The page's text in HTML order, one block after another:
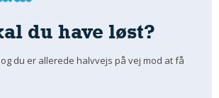
du have løst?
du er allerede halvvejs på vej mod at få